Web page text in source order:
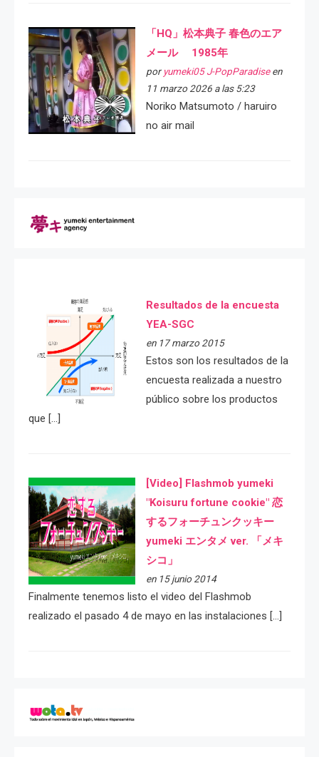
「HQ」松本典子 春色のエア
メール 1985年
por yumeki05 J-PopParadiseen
11 marzo 2026 a las 5:23
Noriko Matsumoto / haruiro
no air mail
Resultados de la encuesta
YEA-SGC
en 17 marzo 2015
Estos son los resultados de la
encuesta realizada a nuestro
público sobre los productos
que […]
[Video] Flashmob yumeki
"Koisuru fortune cookie" 恋
するフォーチュンクッキー
yumeki エンタメ ver. 「メキ
シコ」
en 15 junio 2014
Finalmente tenemos listo el video del Flashmob
realizado el pasado 4 de mayo en las instalaciones […]